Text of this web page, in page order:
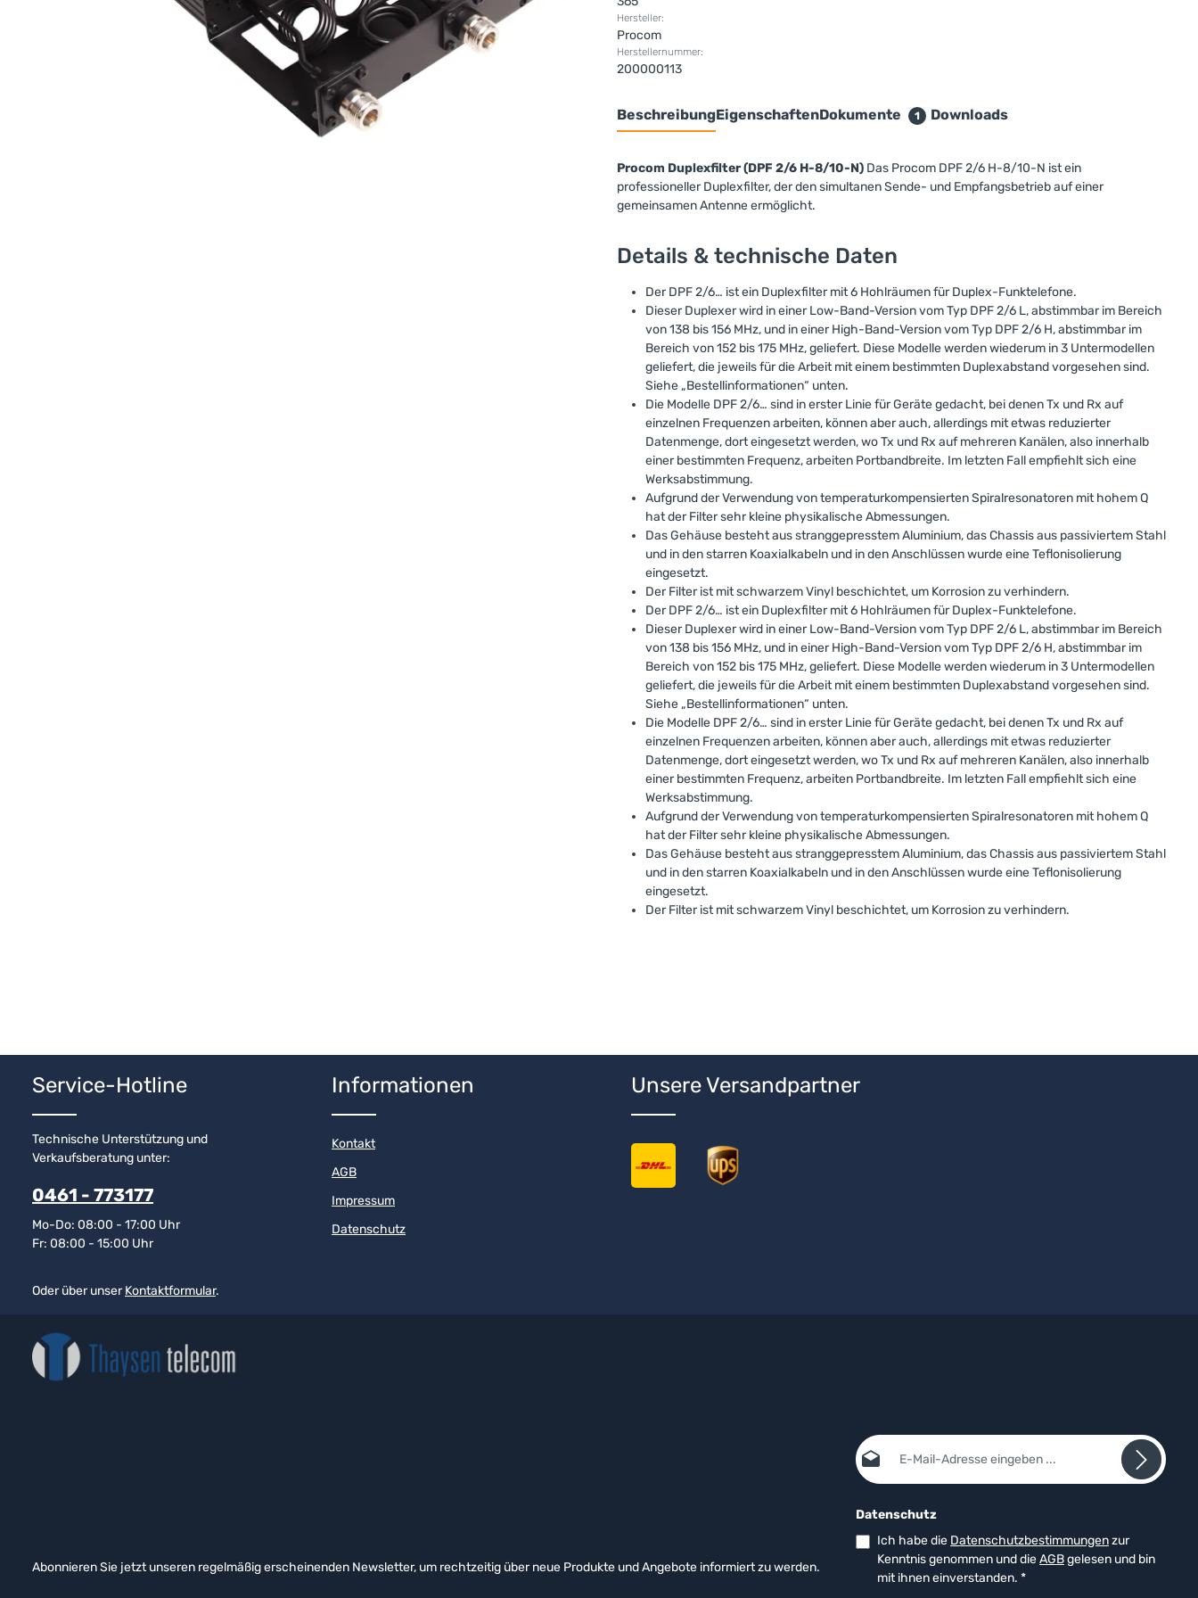
Hersteller:
Procom
Herstellernummer:
200000113
BeschreibungEigenschaftenDokumente 1 Downloads
Procom Duplexfilter (DPF 2/6 H-8/10-N) Das Procom DPF 2/6 H-8/10-N ist ein
professioneller Duplexfilter, der den simultanen Sende- und Empfangsbetrieb auf einer
gemeinsamen Antenne ermöglicht.
Details & technische Daten
Der DPF 2/6… ist ein Duplexfilter mit 6 Hohlräumen für Duplex-Funktelefone.
Dieser Duplexer wird in einer Low-Band-Version vom Typ DPF 2/6 L, abstimmbar im Bereich
von 138 bis 156 MHz, und in einer High-Band-Version vom Typ DPF 2/6 H, abstimmbar im
Bereich von 152 bis 175 MHz, geliefert. Diese Modelle werden wiederum in 3 Untermodellen
geliefert, die jeweils für die Arbeit mit einem bestimmten Duplexabstand vorgesehen sind.
Siehe „Bestellinformationen“ unten.
Die Modelle DPF 2/6… sind in erster Linie für Geräte gedacht, bei denen Tx und Rx auf
einzelnen Frequenzen arbeiten, können aber auch, allerdings mit etwas reduzierter
Datenmenge, dort eingesetzt werden, wo Tx und Rx auf mehreren Kanälen, also innerhalb
einer bestimmten Frequenz, arbeiten Portbandbreite. Im letzten Fall empfiehlt sich eine
Werksabstimmung.
Aufgrund der Verwendung von temperaturkompensierten Spiralresonatoren mit hohem Q
hat der Filter sehr kleine physikalische Abmessungen.
Das Gehäuse besteht aus stranggepresstem Aluminium, das Chassis aus passiviertem Stahl
und in den starren Koaxialkabeln und in den Anschlüssen wurde eine Teflonisolierung
eingesetzt.
Der Filter ist mit schwarzem Vinyl beschichtet, um Korrosion zu verhindern.
Der DPF 2/6… ist ein Duplexfilter mit 6 Hohlräumen für Duplex-Funktelefone.
Dieser Duplexer wird in einer Low-Band-Version vom Typ DPF 2/6 L, abstimmbar im Bereich
von 138 bis 156 MHz, und in einer High-Band-Version vom Typ DPF 2/6 H, abstimmbar im
Bereich von 152 bis 175 MHz, geliefert. Diese Modelle werden wiederum in 3 Untermodellen
geliefert, die jeweils für die Arbeit mit einem bestimmten Duplexabstand vorgesehen sind.
Siehe „Bestellinformationen“ unten.
Die Modelle DPF 2/6… sind in erster Linie für Geräte gedacht, bei denen Tx und Rx auf
einzelnen Frequenzen arbeiten, können aber auch, allerdings mit etwas reduzierter
Datenmenge, dort eingesetzt werden, wo Tx und Rx auf mehreren Kanälen, also innerhalb
einer bestimmten Frequenz, arbeiten Portbandbreite. Im letzten Fall empfiehlt sich eine
Werksabstimmung.
Aufgrund der Verwendung von temperaturkompensierten Spiralresonatoren mit hohem Q
hat der Filter sehr kleine physikalische Abmessungen.
Das Gehäuse besteht aus stranggepresstem Aluminium, das Chassis aus passiviertem Stahl
und in den starren Koaxialkabeln und in den Anschlüssen wurde eine Teflonisolierung
eingesetzt.
Der Filter ist mit schwarzem Vinyl beschichtet, um Korrosion zu verhindern.
Service-Hotline
Technische Unterstützung und
Verkaufsberatung unter:
0461 - 773177
Mo-Do: 08:00 - 17:00 Uhr
Fr: 08:00 - 15:00 Uhr
Oder über unserKontaktformular.
Informationen
Kontakt
AGB
Impressum
Datenschutz
Unsere Versandpartner
Abonnieren Sie jetzt unseren regelmäßig erscheinenden Newsletter, um rechtzeitig über neue Produkte und Angebote informiert zu werden.
E-Mail-Adresse*
Datenschutz
Ich habe die Datenschutzbestimmungenzur
Kenntnis genommen und dieAGBgelesen und bin
mit ihnen einverstanden. *